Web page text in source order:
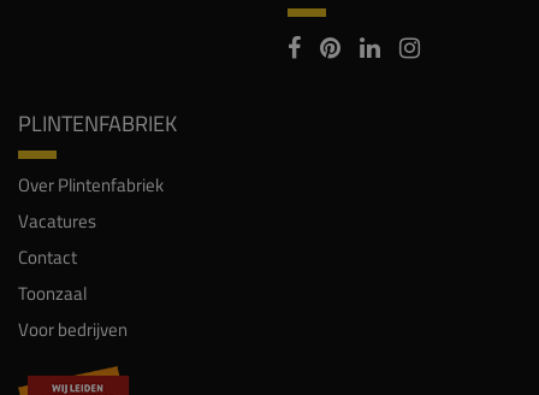
PLINTENFABRIEK
Over Plintenfabriek
Vacatures
Contact
Toonzaal
Voor bedrijven